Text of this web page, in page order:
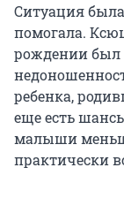
Ситуация
помогала.
рождении был
ребенка,
еще есть
малыши
практически